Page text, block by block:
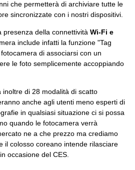
che permetterà di archiviare tutte le
sincronizzate con i nostri dispositivi.
presenza della connettività Wi-Fi e
include infatti la funzione "Tag
di associarsi con un
le foto semplicemente accoppiando
inoltre di 28 modalità di scatto
anche agli utenti meno esperti di
in qualsiasi situazione ci si possa
quando le fotocamera verrà
ne a che prezzo ma crediamo
il colosso coreano intende rilasciare
occasione del CES.